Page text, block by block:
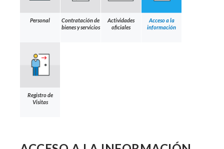
Personal
Contratación de
bienes y servicios
Actividades
oficiales
Acceso a la
información
Registro de
Visitas